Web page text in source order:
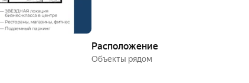
Расположение
Объекты рядом